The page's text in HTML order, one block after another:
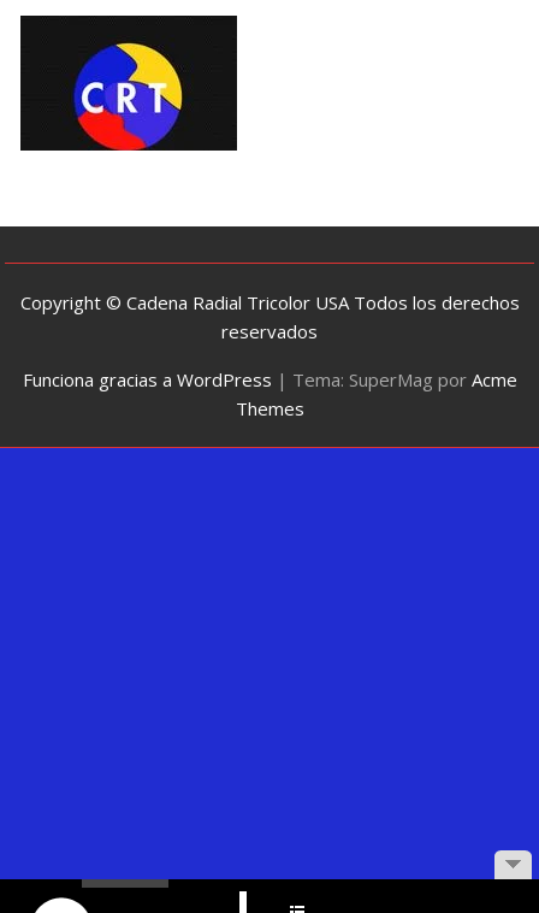
Copyright © Cadena Radial Tricolor USA Todos los derechos
reservados
Funciona gracias a WordPress | Tema: SuperMag por Acme
Themes